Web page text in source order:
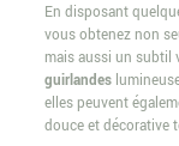
En disposant
vous obtenez non
mais aussi un subtil
guirlandes
elles peuvent
douce et décorative